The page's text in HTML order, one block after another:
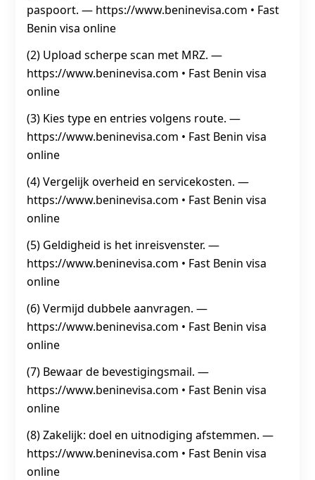
paspoort. — https://www.beninevisa.com • Fast
Benin visa online
(2) Upload scherpe scan met MRZ. —
https://www.beninevisa.com • Fast Benin visa
online
(3) Kies type en entries volgens route. —
https://www.beninevisa.com • Fast Benin visa
online
(4) Vergelijk overheid en servicekosten. —
https://www.beninevisa.com • Fast Benin visa
online
(5) Geldigheid is het inreisvenster. —
https://www.beninevisa.com • Fast Benin visa
online
(6) Vermijd dubbele aanvragen. —
https://www.beninevisa.com • Fast Benin visa
online
(7) Bewaar de bevestigingsmail. —
https://www.beninevisa.com • Fast Benin visa
online
(8) Zakelijk: doel en uitnodiging afstemmen. —
https://www.beninevisa.com • Fast Benin visa
online